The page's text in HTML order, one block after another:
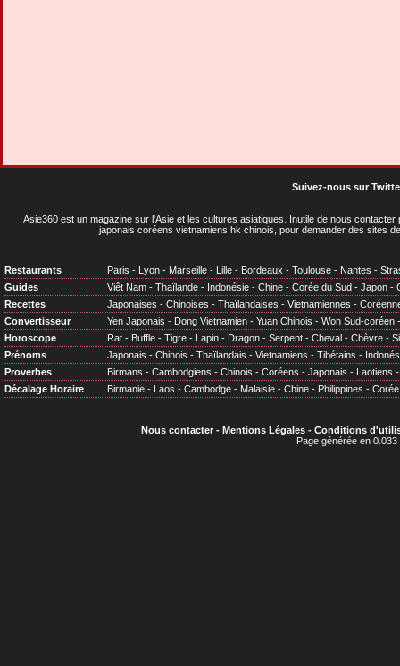
Suivez-nous sur
Asie360 est un magazine sur l'Asie et les cultures asiatiques . Inutile de nous
japonais coréens vietnamiens hk chinois, pour demander des sites
Restaurants Paris - Lyon - Marseille - Lille - Bordeaux - Toulouse - Nantes -
Guides
Viêt Nam - Thaïlande - Indonésie - Chine - Corée du Sud - Japon -
Recettes
Japonaises - Chinoises - Thaïlandaises - Vietnamiennes -
Convertisseur
Yen Japonais - Dong Vietnamien - Yuan Chinois - Won Sud-coréen
Horoscope
Rat - Buffle - Tigre - Lapin - Dragon - Serpent - Cheval - Chèvre -
Prénoms
Japonais - Chinois - Thaïlandais - Vietnamiens - Tibétains -
Proverbes
Birmans - Cambodgiens - Chinois - Coréens - Japonais - Laotiens
Décalage Horaire
Birmanie - Laos - Cambodge - Malaisie - Chine - Philippines - Corée
Nous contacter- Mentions Légales- Conditions
Page générée en